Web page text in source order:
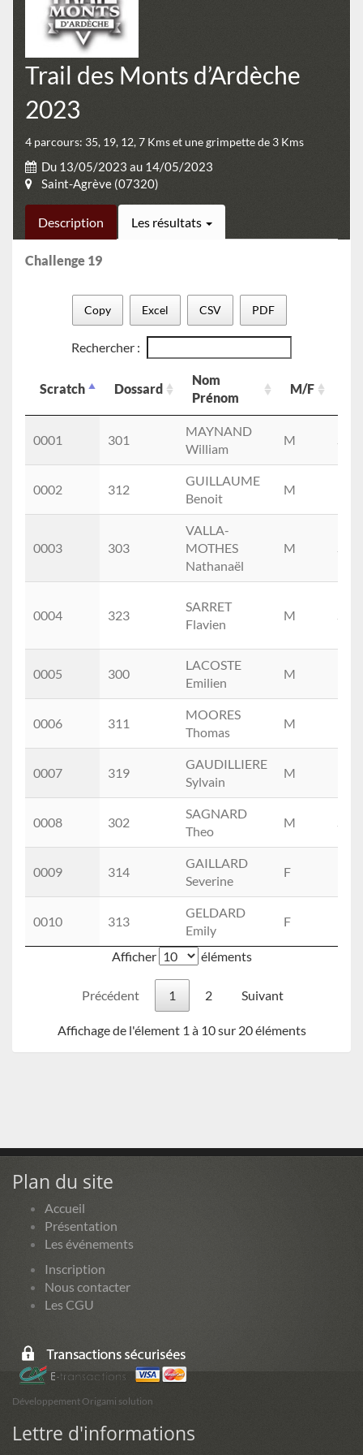
Trail des Monts d’Ardèche
2023
4 parcours: 35, 19, 12, 7 Kms et une grimpette de 3 Kms
Du 13/05/2023 au 14/05/2023
Saint-Agrève (07320)
Description Les résultats
Challenge 19
Copy Excel CSV PDF
Rechercher :
Scratch Dossard
Nom
Prénom
M/F
Nom
Prénom
0001
301
MAYNAND
William
M SEM
0002 312
GUILLAUME
Benoit
M
0003 303
VALLA-
MOTHES
Nathanaël
M SEM
0004 323
SARRET
Flavien
M SEM
0005 300
LACOSTE
Emilien
M
0006 311
MOORES
Thomas
M
0007 319
GAUDILLIERE
Sylvain
M
0008 302
SAGNARD
Theo
M SEM
0009 314
GAILLARD
Severine
F
0010 313
GELDARD
Emily
F
Afficher éléments
Précédent 1 2 Suivant
Affichage de l'élement 1 à 10 sur 20 éléments
Plan du site
Accueil
Présentation
Les événements
Inscription
Nous contacter
Les CGU
Développement Origami solution
Lettre d'informations